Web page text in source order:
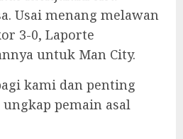
Usai menang melawan
3-0, Laporte
untuk Man City.
kami dan penting
pemain asal